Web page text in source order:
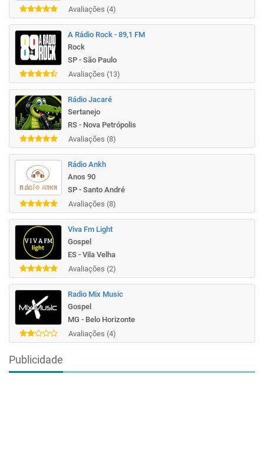
Avaliações (4)
A Rádio Rock - 89,1 FM
Rock
SP - São Paulo
Avaliações (13)
Rádio Jacaré
Sertanejo
RS - Nova Petrópolis
Avaliações (8)
Rádio Ankh
Anos 90
SP - Santo André
Avaliações (8)
Viva Fm Light
Gospel
ES - Vila Velha
Avaliações (2)
Radio Mix Music
Gospel
MG - Belo Horizonte
Avaliações (4)
Publicidade